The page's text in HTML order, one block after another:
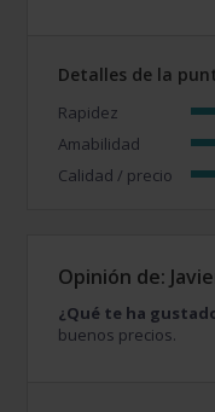
Detalles de la
Rapidez
Amabilidad
Calidad / precio
Opinión de:
¿Qué te ha
buenos precios.